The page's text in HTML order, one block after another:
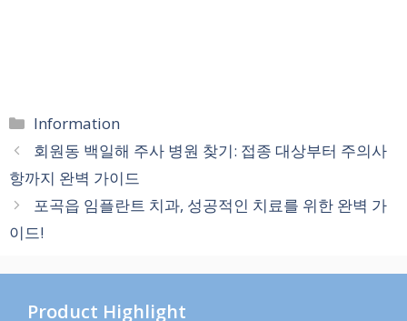
카
테
고
리
Information
회원동 백일해 주사 병원 찾기: 접종 대상부터 주의사
항까지 완벽 가이드
포곡읍 임플란트 치과, 성공적인 치료를 위한 완벽 가
이드!
Product Highlight